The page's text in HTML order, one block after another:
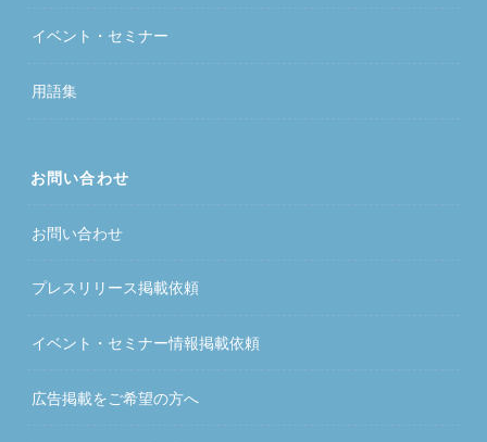
イベント・セミナー
用語集
お問い合わせ
お問い合わせ
プレスリリース掲載依頼
イベント・セミナー情報掲載依頼
広告掲載をご希望の方へ